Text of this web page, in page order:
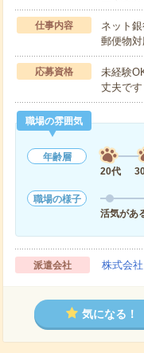
仕事内容
ネット
郵便物
応募資格
未経験
丈夫で
職場の雰囲気
年齢層
20代
職場の様子
活気があ
派遣会社 株式会
気になる！